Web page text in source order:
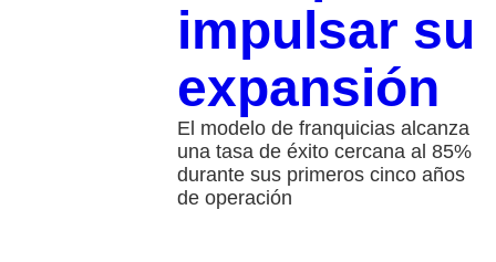
impulsar su
expansión
El modelo de franquicias alcanza
una tasa de éxito cercana al 85%
durante sus primeros cinco años
de operación